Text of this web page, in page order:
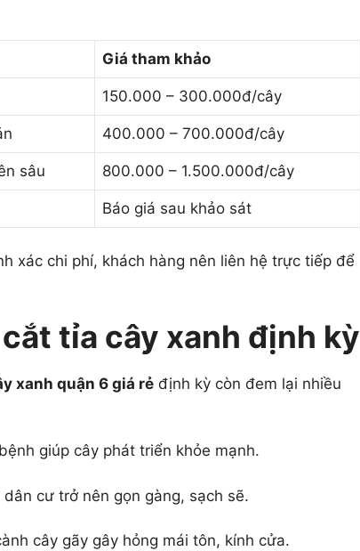
Giá tham khảo
150.000 – 300.000đ/cây
400.000 – 700.000đ/cây
sâu 800.000 – 1.500.000đ/cây
Báo giá sau khảo sát
xác chi phí, khách hàng nên liên hệ trực tiếp để
tỉa cây xanh định kỳ
xanh quận 6 giá rẻ định kỳ còn đem lại nhiều
giúp cây phát triển khỏe mạnh.
cư trở nên gọn gàng, sạch sẽ.
cây gãy gây hỏng mái tôn, kính cửa.